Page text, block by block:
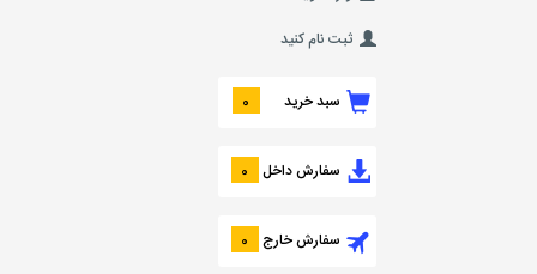
ثبت نام کنید
سبد خرید 0
سفارش داخل 0
سفارش خارج 0